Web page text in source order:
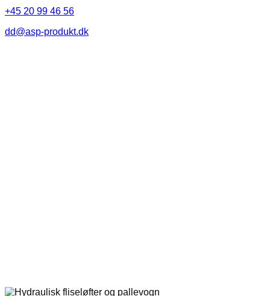
+45 20 99 46 56
dd@asp-produkt.dk